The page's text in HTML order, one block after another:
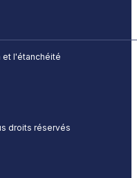
et l'étanchéité
droits réservés